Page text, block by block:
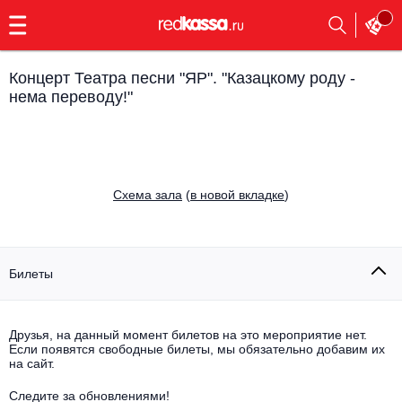
Выбрать мероприятие
Выбрать другой город
23:00
Заказать
обратный
Rap, hip-hop, RnB
Концерты на теплоходе
Поэтический вечер
Все события
Концерт Театра песни "ЯР". "Казацкому роду -
нема переводу!"
Cхема зала (в новой вкладке)
Билеты
Друзья, на данный момент билетов на это мероприятие нет.
Если появятся свободные билеты, мы обязательно добавим их
на сайт.
Следите за обновлениями!